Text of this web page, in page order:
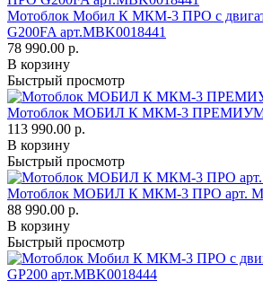
Мотоблок Мобил К МКМ-3 ПРО с
G200FA арт.MBK0018441
78 990.00 р.
В корзину
Быстрый просмотр
Мотоблок МОБИЛ К МКМ-3 ПРЕМИУМ
113 990.00 р.
В корзину
Быстрый просмотр
Мотоблок МОБИЛ К МКМ-3 ПРО арт.
88 990.00 р.
В корзину
Быстрый просмотр